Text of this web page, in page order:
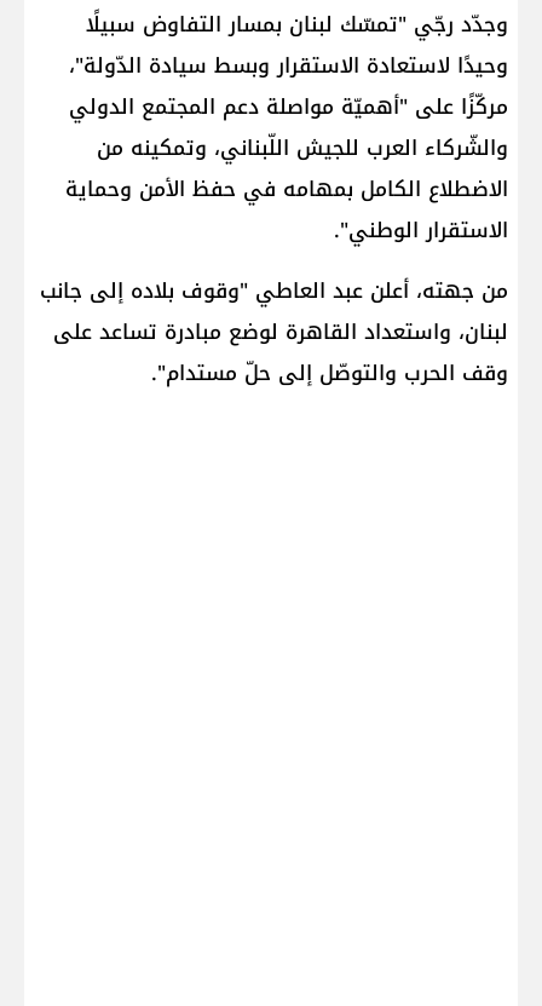
وجدّد رجّي "تمسّك لبنان بمسار التفاوض سبيلًا
وحيدًا لاستعادة الاستقرار وبسط سيادة الدّولة"،
مركّزًا على "أهميّة مواصلة دعم المجتمع الدولي
والشّركاء العرب للجيش اللّبناني، وتمكينه من
الاضطلاع الكامل بمهامه في حفظ الأمن وحماية
الاستقرار الوطني".
من جهته، أعلن عبد العاطي "وقوف بلاده إلى جانب
لبنان، واستعداد القاهرة لوضع مبادرة تساعد على
وقف الحرب والتوصّل إلى حلّ مستدام".